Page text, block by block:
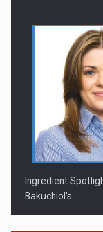
Ingredient
Bakuchiol's…